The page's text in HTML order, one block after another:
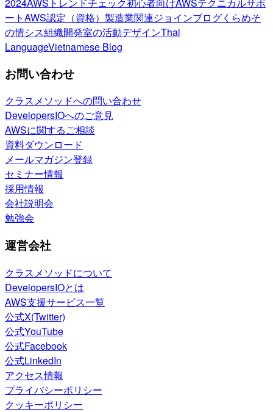
ートAWS認定（資格） 製造業関連ジョインブログくらめそ
の情シス組織開発室の活動デザインThai
LanguageVietnamese Blog
お問い合わせ
クラスメソッドへの問い合わせ
DevelopersIOへのご意見
AWSに関するご相談
資料ダウンロード
メールマガジン登録
セミナー情報
採用情報
会社説明会
勉強会
運営会社
クラスメソッドについて
DevelopersIOとは
AWS支援サービス一覧
公式X(Twitter)
公式YouTube
公式Facebook
公式LinkedIn
アクセス情報
プライバシーポリシー
クッキーポリシー